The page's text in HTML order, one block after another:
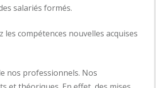
salariés formés.
compétences nouvelles acquises
nos professionnels. Nos